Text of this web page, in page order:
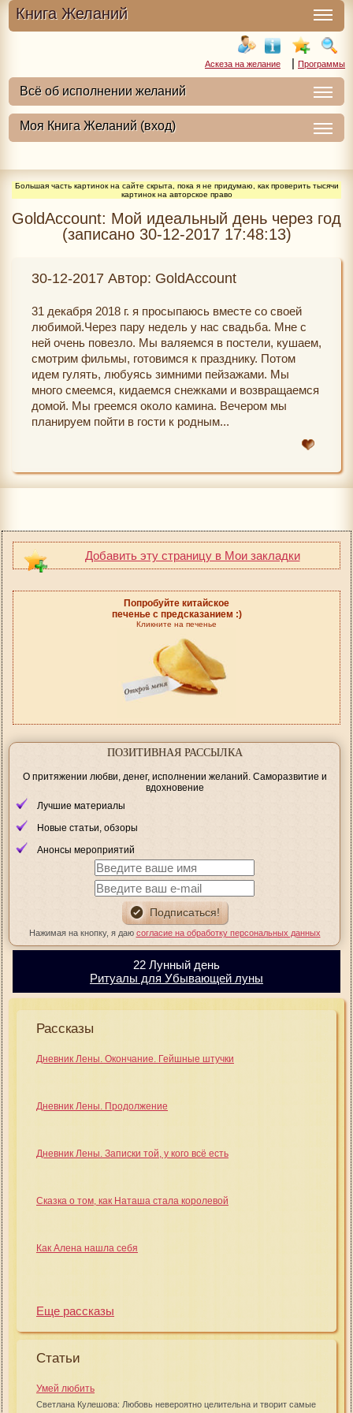
Книга Желаний
Аскеза на желание | Программы
Большая часть картинок на сайте скрыта, пока я не придумаю, как проверить тысячи
картинок на авторское право
GoldAccount: Мой идеальный день через год
(записано 30-12-2017 17:48:13)
30-12-2017 Автор: GoldAccount
31 декабря 2018 г. я просыпаюсь вместе со своей
любимой.Через пару недель у нас свадьба. Мне с
ней очень повезло. Мы валяемся в постели, кушаем,
смотрим фильмы, готовимся к празднику. Потом
идем гулять, любуясь зимними пейзажами. Мы
много смеемся, кидаемся снежками и возвращаемся
домой. Мы греемся около камина. Вечером мы
планируем пойти в гости к родным...
Добавить эту страницу в Мои закладки
Попробуйте китайское
печенье с предсказанием :)
Кликните на печенье
ПОЗИТИВНАЯ РАССЫЛКА
О притяжении любви, денег, исполнении желаний. Саморазвитие и
вдохновение
Лучшие материалы
Новые статьи, обзоры
Анонсы мероприятий
Нажимая на кнопку, я даю согласие на обработку персональных данных
22 Лунный день
Ритуалы для Убывающей луны
Рассказы
Дневник Лены. Окончание. Гейшные штучки
Дневник Лены. Продолжение
Дневник Лены. Записки той, у кого всё есть
Сказка о том, как Наташа стала королевой
Как Алена нашла себя
Еще рассказы
Статьи
Умей любить
Светлана Кулешова: Любовь невероятно целительна и творит самые